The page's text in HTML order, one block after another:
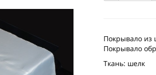
Покрывало из
Покрывало
Ткань: шелк